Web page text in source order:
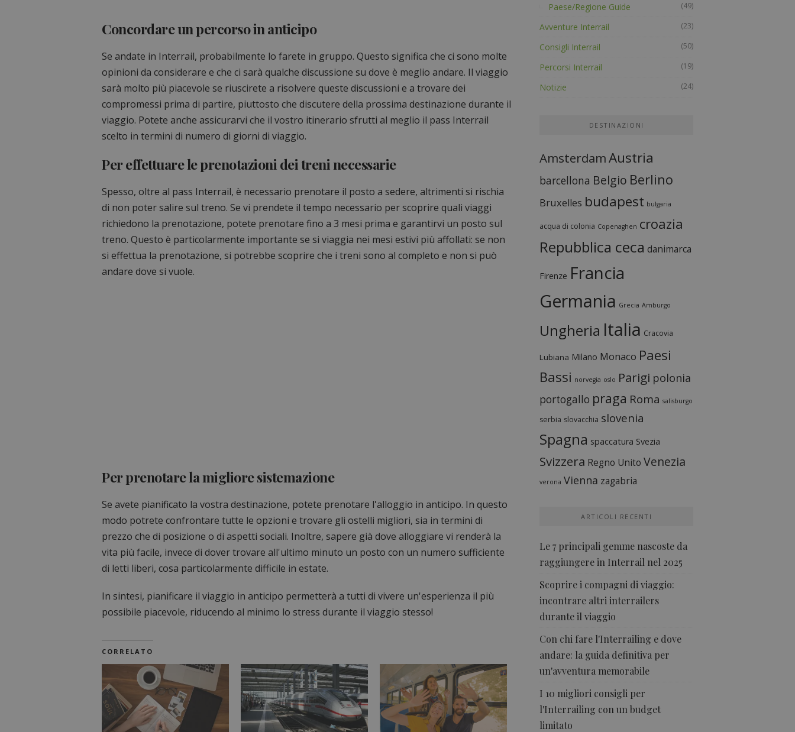
Concordare un percorso in anticipo
Se andate in Interrail, probabilmente lo farete in gruppo. Questo significa che ci sono molte
opinioni da considerare e che ci sarà qualche discussione su dove è meglio andare. Il viaggio
sarà molto più piacevole se riuscirete a risolvere queste discussioni e a trovare dei
compromessi prima di partire, piuttosto che discutere della prossima destinazione durante il
viaggio. Potete anche assicurarvi che il vostro itinerario sfrutti al meglio il pass Interrail
scelto in termini di numero di giorni di viaggio.
Per effettuare le prenotazioni dei treni necessarie
Spesso, oltre al pass Interrail, è necessario prenotare il posto a sedere, altrimenti si rischia
di non poter salire sul treno. Se vi prendete il tempo necessario per scoprire quali viaggi
richiedono la prenotazione, potete prenotare fino a 3 mesi prima e garantirvi un posto sul
treno. Questo è particolarmente importante se si viaggia nei mesi estivi più affollati: se non
si effettua la prenotazione, si potrebbe scoprire che i treni sono al completo e non si può
andare dove si vuole.
Per prenotare la migliore sistemazione
Se avete pianificato la vostra destinazione, potete prenotare l'alloggio in anticipo. In questo
modo potrete confrontare tutte le opzioni e trovare gli ostelli migliori, sia in termini di
prezzo che di posizione o di aspetti sociali. Inoltre, sapere già dove alloggiare vi renderà la
vita più facile, invece di dover trovare all'ultimo minuto un posto con un numero sufficiente
di letti liberi, cosa particolarmente difficile in estate.
In sintesi, pianificare il viaggio in anticipo permetterà a tutti di vivere un'esperienza il più
possibile piacevole, riducendo al minimo lo stress durante il viaggio stesso!
CORRELATO
Paese/Regione Guide (49)
Avventure Interrail (23)
Consigli Interrail (50)
Percorsi Interrail (19)
Notizie (24)
DESTINAZIONI
AmsterdamAustria
barcellona Belgio Berlino
Bruxelles budapest bulgaria
acqua di colonia Copenaghen croazia
Repubblica ceca danimarca
Firenze Francia
Germania Grecia Amburgo
Ungheria Italia Cracovia
Lubiana Milano Monaco Paesi
Bassi norvegia oslo Parigi polonia
portogallo praga Roma salisburgo
serbia slovacchia slovenia
Spagna spaccatura Svezia
Svizzera Regno Unito Venezia
verona Vienna zagabria
ARTICOLI RECENTI
Le 7 principali gemme nascoste da
raggiungere in Interrail nel 2025
Scoprire i compagni di viaggio:
incontrare altri interrailers
durante il viaggio
Con chi fare l'Interrailing e dove
andare: la guida definitiva per
un'avventura memorabile
I 10 migliori consigli per
l'Interrailing con un budget
limitato